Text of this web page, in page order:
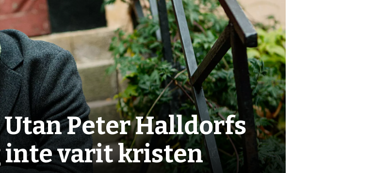
Peter Halldorfs
inte varit kristen